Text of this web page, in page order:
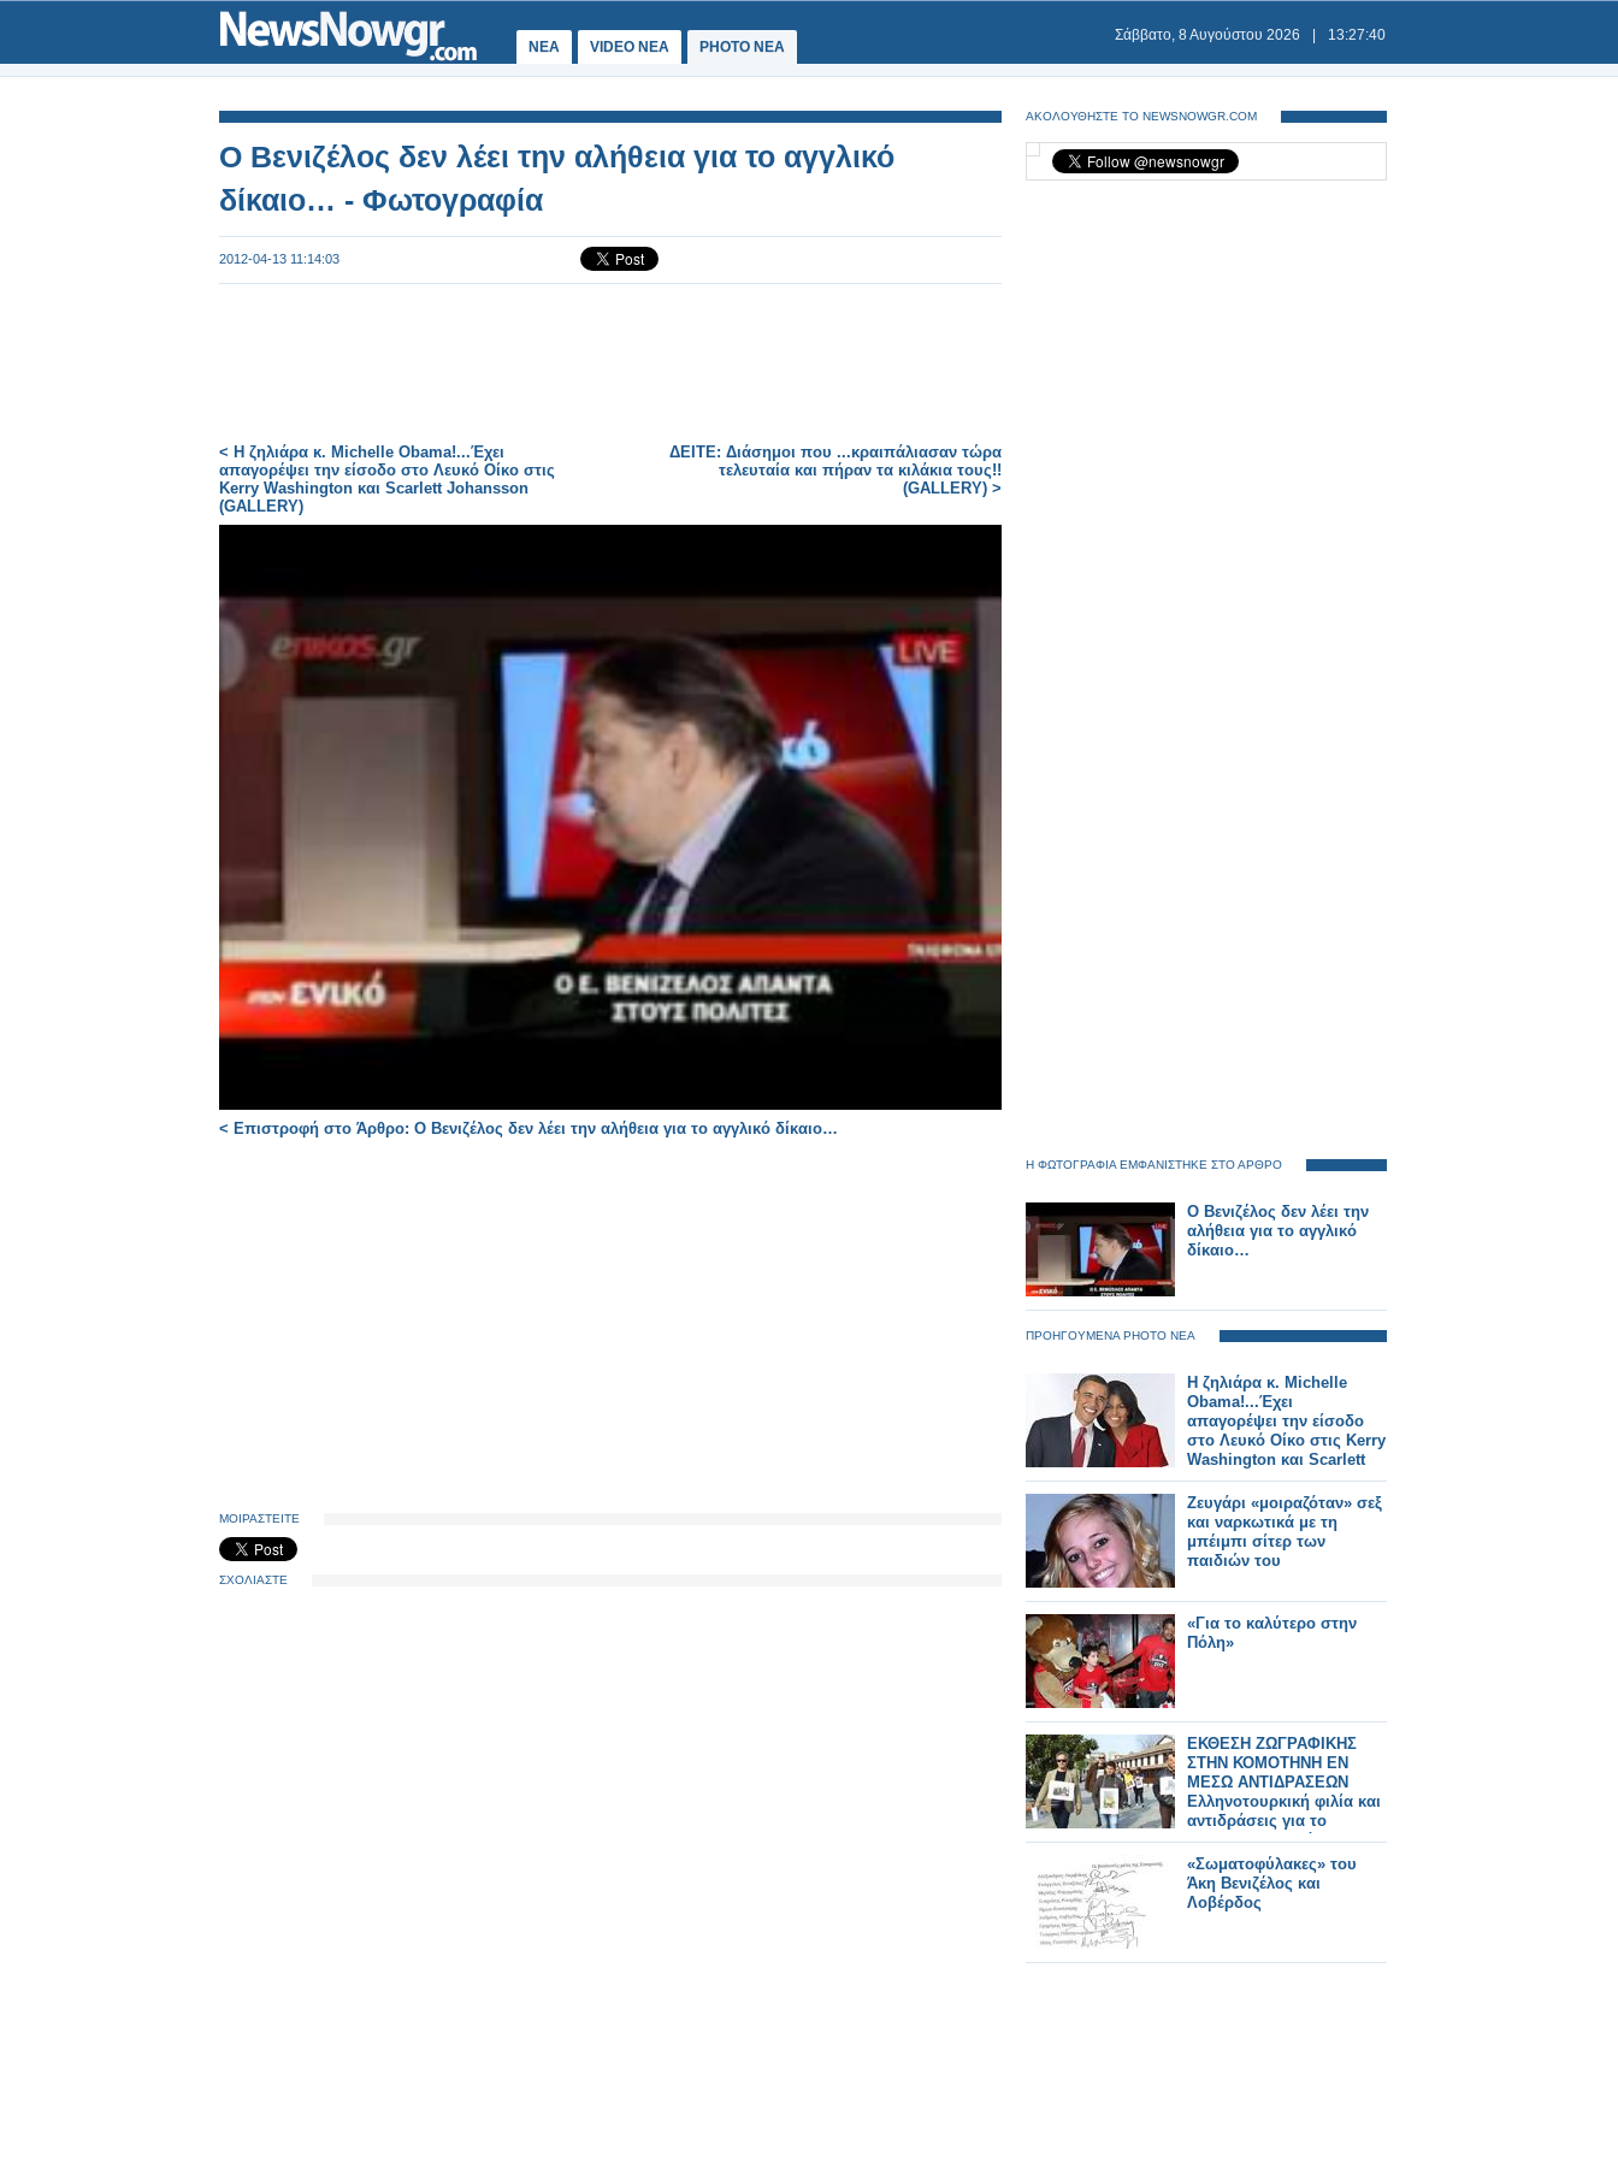
ΝΕΑ VIDEO NEA PHOTO NEA
Σάββατο, 8 Αυγούστου 2026 13:27:40
Ο Βενιζέλος δεν λέει την αλήθεια για το αγγλικό
δίκαιο… - Φωτογραφία
2012-04-13 11:14:03
< Η ζηλιάρα κ. Michelle Obama!...Έχει
απαγορέψει την είσοδο στο Λευκό Οίκο στις
Kerry Washington και Scarlett Johansson
(GALLERY)
ΔΕΙΤΕ: Διάσημοι που ...κραιπάλιασαν τώρα
τελευταία και πήραν τα κιλάκια τους!!
(GALLERY) >
< Επιστροφή στο Άρθρο: Ο Βενιζέλος δεν λέει την αλήθεια για το αγγλικό δίκαιο…
ΜΟΙΡΑΣΤΕΙΤΕ
ΣΧΟΛΙΑΣΤΕ
ΑΚΟΛΟΥΘΗΣΤΕ ΤΟ NEWSNOWGR.COM
Η ΦΩΤΟΓΡΑΦΙΑ ΕΜΦΑΝΙΣΤΗΚΕ ΣΤΟ ΑΡΘΡΟ
Ο Βενιζέλος δεν λέει την
αλήθεια για το αγγλικό
δίκαιο…
ΠΡΟΗΓΟΥΜΕΝΑ PHOTO ΝΕΑ
Η ζηλιάρα κ. Michelle
Obama!...Έχει
απαγορέψει την είσοδο
στο Λευκό Οίκο στις Kerry
Washington και Scarlett
Johansson
Ζευγάρι «μοιραζόταν» σεξ
και ναρκωτικά με τη
μπέιμπι σίτερ των
παιδιών του
«Για το καλύτερο στην
Πόλη»
ΕΚΘΕΣΗ ΖΩΓΡΑΦΙΚΗΣ
ΣΤΗΝ ΚΟΜΟΤΗΝΗ ΕΝ
ΜΕΣΩ ΑΝΤΙΔΡΑΣΕΩΝ
Ελληνοτουρκική φιλία και
αντιδράσεις για το
«τουρκοελληνικό
σουργελιστάν»
«Σωματοφύλακες» του
Άκη Βενιζέλος και
Λοβέρδος